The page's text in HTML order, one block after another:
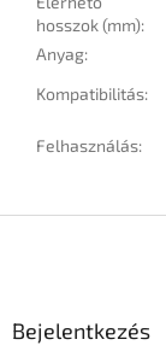
hosszok (mm):
Anyag:
Kompatibilitás:
Felhasználás:
Bejelentkezés